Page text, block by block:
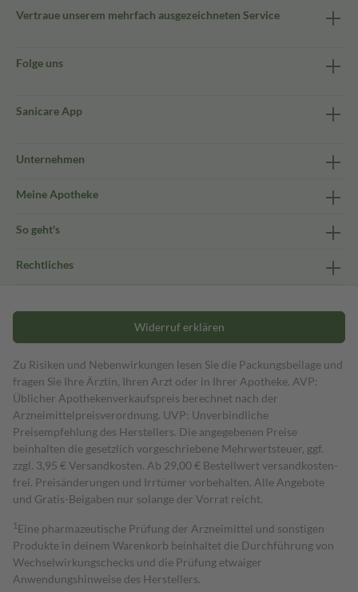
Vertraue unserem mehrfach ausgezeichneten Service
Folge uns
Sanicare App
Unternehmen
Meine Apotheke
So geht's
Rechtliches
Widerruf erklären
Zu Risiken und Nebenwirkungen lesen Sie die Packungsbeilage und
fragen Sie Ihre Ärztin, Ihren Arzt oder in Ihrer Apotheke. AVP:
Üblicher Apothekenverkaufspreis berechnet nach der
Arzneimittelpreisverordnung. UVP: Unverbindliche
Preisempfehlung des Herstellers. Die angegebenen Preise
beinhalten die gesetzlich vorgeschriebene Mehrwertsteuer, ggf.
zzgl. 3,95 € Versandkosten. Ab 29,00 € Bestell­wert versand­kosten­
frei. Preisänderungen und Irrtümer vorbehalten. Alle Angebote
und Gratis-Beigaben nur solange der Vorrat reicht.
1 Eine pharmazeutische Prüfung der Arzneimittel und sonstigen
Produkte in deinem Warenkorb beinhaltet die Durchführung von
Wechselwirkungschecks und die Prüfung etwaiger
Anwendungshinweise des Herstellers.